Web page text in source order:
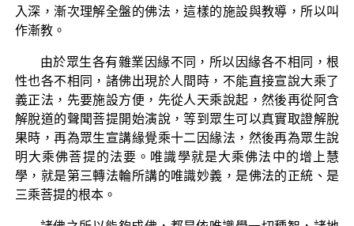
入深，漸次理解全盤的佛法，這樣的施設與教導，所以叫
作漸教。
由於眾生各有雜業因緣不同，所以因緣各不相同，根
性也各不相同，諸佛出現於人間時，不能直接宣說大乘了
義正法，先要施設方便，先從人天乘說起，然後再從阿含
解脫道的聲聞菩提開始演說，等到眾生可以真實取證解脫
果時，再為眾生宣講緣覺乘十二因緣法，然後再為眾生說
明大乘佛菩提的法要。唯識學就是大乘佛法中的增上慧
學，就是第三轉法輪所講的唯識妙義，是佛法的正統、是
三乘菩提的根本。